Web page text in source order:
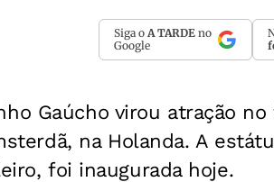
Siga o A TARDE no
Google
Gaúcho virou atração no
na Holanda. A
foi inaugurada hoje.